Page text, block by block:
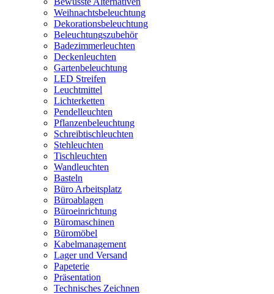
Weihnachtsbeleuchtung
Dekorationsbeleuchtung
Beleuchtungszubehör
Badezimmerleuchten
Deckenleuchten
Gartenbeleuchtung
LED Streifen
Leuchtmittel
Lichterketten
Pendelleuchten
Pflanzenbeleuchtung
Schreibtischleuchten
Stehleuchten
Tischleuchten
Wandleuchten
Basteln
Büro Arbeitsplatz
Büroablagen
Büroeinrichtung
Büromaschinen
Büromöbel
Kabelmanagement
Lager und Versand
Papeterie
Präsentation
Technisches Zeichnen